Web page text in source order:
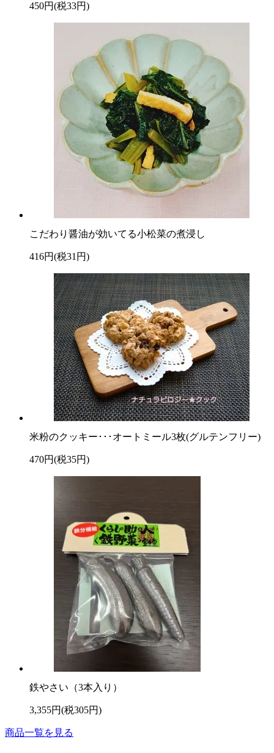
450円(税33円)
こだわり醤油が効いてる小松菜の煮浸し
416円(税31円)
米粉のクッキー･･･オートミール3枚(グルテンフリー)
470円(税35円)
鉄やさい（3本入り）
3,355円(税305円)
商品一覧を見る